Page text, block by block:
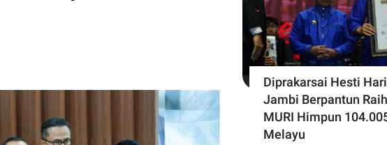
Diprakarsai Hesti
Jambi Berpantun
MURI Himpun
Melayu